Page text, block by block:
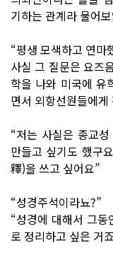
기하는 관계라 물어
“평생 모색하고 연마
사실 그 질문은 요즈
학을 나와 미국에 유
면서 외항선원들에
“저는 사실은 종교
만들고 싶기도 했구
釋)을 쓰고 싶어요”
“성경주석이라뇨?”
“성경에 대해서 그
로 정리하고 싶은 거